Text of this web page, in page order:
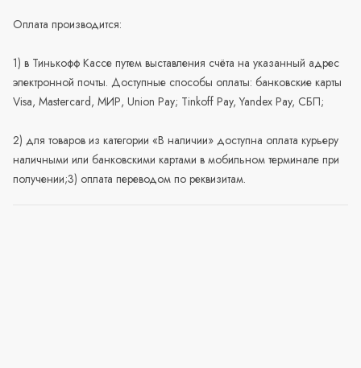
Оплата производится:
1) в Тинькофф Кассе путем выставления счёта на указанный адрес
электронной почты. Доступные способы оплаты: банковские карты
Visa, Mastercard, МИР, Union Pay; Tinkoff Pay, Yandex Pay, СБП;
2) для товаров из категории «В наличии» доступна оплата курьеру
наличными или банковскими картами в мобильном терминале при
получении;3) оплата переводом по реквизитам.